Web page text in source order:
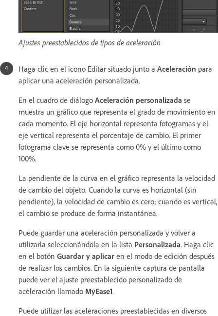
Ajustes preestablecidos de tipos de aceleración
Haga clic en el icono Editar situado junto a Aceleración para
aplicar una aceleración personalizada.
En el cuadro de diálogo Aceleración personalizada se
muestra un gráfico que representa el grado de movimiento en
cada momento. El eje horizontal representa fotogramas y el
eje vertical representa el porcentaje de cambio. El primer
fotograma clave se representa como 0% y el último como
100%.
La pendiente de la curva en el gráfico representa la velocidad
de cambio del objeto. Cuando la curva es horizontal (sin
pendiente), la velocidad de cambio es cero; cuando es vertical,
el cambio se produce de forma instantánea.
Puede guardar una aceleración personalizada y volver a
utilizarla seleccionándola en la lista Personalizada. Haga clic
en el botón Guardar y aplicar en el modo de edición después
de realizar los cambios. En la siguiente captura de pantalla
puede ver el ajuste preestablecido personalizado de
aceleración llamado MyEase1.
Puede utilizar las aceleraciones preestablecidas en diversos